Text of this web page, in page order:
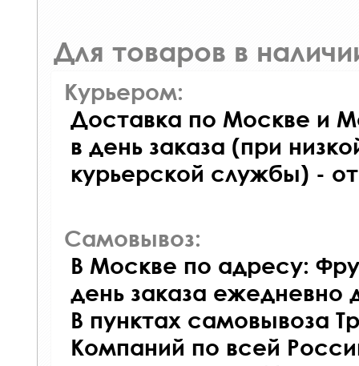
Для товаров в
Курьером:
Доставка по Москве и
в день заказа (при
курьерской службы) -
Самовывоз:
В Москве по адресу:
день заказа ежедневно
В пунктах самовывоза
Компаний по всей